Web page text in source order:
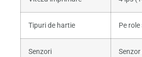
Tipuri de hartie Pe
Senzori